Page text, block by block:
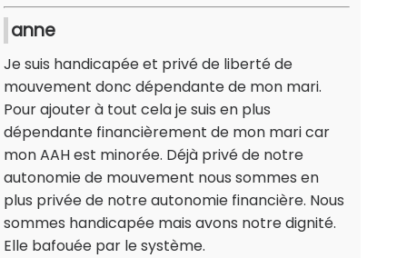
anne
Je suis handicapée et privé de liberté de
mouvement donc dépendante de mon mari.
Pour ajouter à tout cela je suis en plus
dépendante financièrement de mon mari car
mon AAH est minorée. Déjà privé de notre
autonomie de mouvement nous sommes en
plus privée de notre autonomie financière. Nous
sommes handicapée mais avons notre dignité.
Elle bafouée par le système.